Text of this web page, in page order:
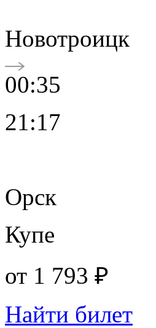
Новотроицк
00:35
21:17
Орск
Купе
от 1 793 ₽
Найти билет